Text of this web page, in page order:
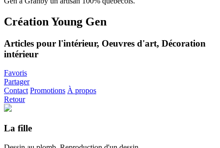
Création Young Gen
Articles pour l'intérieur, Oeuvres d'art, Décoration
intérieur
Favoris
Partager
Contact Promotions À propos
Retour
La fille